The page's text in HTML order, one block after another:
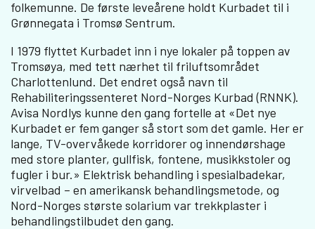
folkemunne. De første leveårene holdt Kurbadet til i
Grønnegata i Tromsø Sentrum.
I 1979 flyttet Kurbadet inn i nye lokaler på toppen av
Tromsøya, med tett nærhet til friluftsområdet
Charlottenlund. Det endret også navn til
Rehabiliteringssenteret Nord-Norges Kurbad (RNNK).
Avisa Nordlys kunne den gang fortelle at «Det nye
Kurbadet er fem ganger så stort som det gamle. Her er
lange, TV-overvåkede korridorer og innendørshage
med store planter, gullfisk, fontene, musikkstoler og
fugler i bur.» Elektrisk behandling i spesialbadekar,
virvelbad – en amerikansk behandlingsmetode, og
Nord-Norges største solarium var trekkplaster i
behandlingstilbudet den gang.